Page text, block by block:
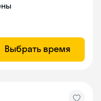
Выбрать время